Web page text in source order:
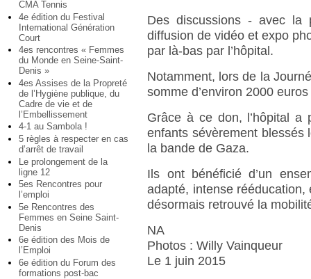
CMA Tennis
4e édition du Festival
International Génération
Court
4es rencontres « Femmes
du Monde en Seine-Saint-
Denis »
4es Assises de la Propreté
de l’Hygiène publique, du
Cadre de vie et de
l’Embellissement
4-1 au Sambola !
5 règles à respecter en cas
d’arrêt de travail
Le prolongement de la
ligne 12
5es Rencontres pour
l’emploi
5e Rencontres des
Femmes en Seine Saint-
Denis
6e édition des Mois de
l’Emploi
6e édition du Forum des
formations post-bac
Des discussions - avec la
diffusion de vidéo et expo
par là-bas par l’hôpital.
Notamment, lors de la
somme d’environ 2000
Grâce à ce don, l’hôpital
enfants sévèrement blessés
la bande de Gaza.
Ils ont bénéficié d’un
adapté, intense rééducation,
désormais retrouvé la
NA
Photos : Willy Vainqueur
Le 1 juin 2015